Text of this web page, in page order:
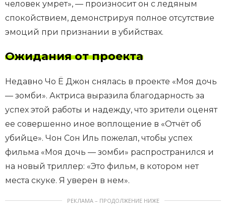
человек умрет», — произносит он с ледяным
спокойствием, демонстрируя полное отсутствие
эмоций при признании в убийствах.
Ожидания от проекта
Недавно Чо Ё Джон снялась в проекте «Моя дочь
— зомби». Актриса выразила благодарность за
успех этой работы и надежду, что зрители оценят
ее совершенно иное воплощение в «Отчёт об
убийце». Чон Сон Иль пожелал, чтобы успех
фильма «Моя дочь — зомби» распространился и
на новый триллер: «Это фильм, в котором нет
места скуке. Я уверен в нем».
РЕКЛАМА – ПРОДОЛЖЕНИЕ НИЖЕ